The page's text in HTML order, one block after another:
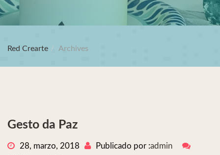
Red Crearte Archives
Gesto da Paz
28, marzo, 2018 Publicado por :admin